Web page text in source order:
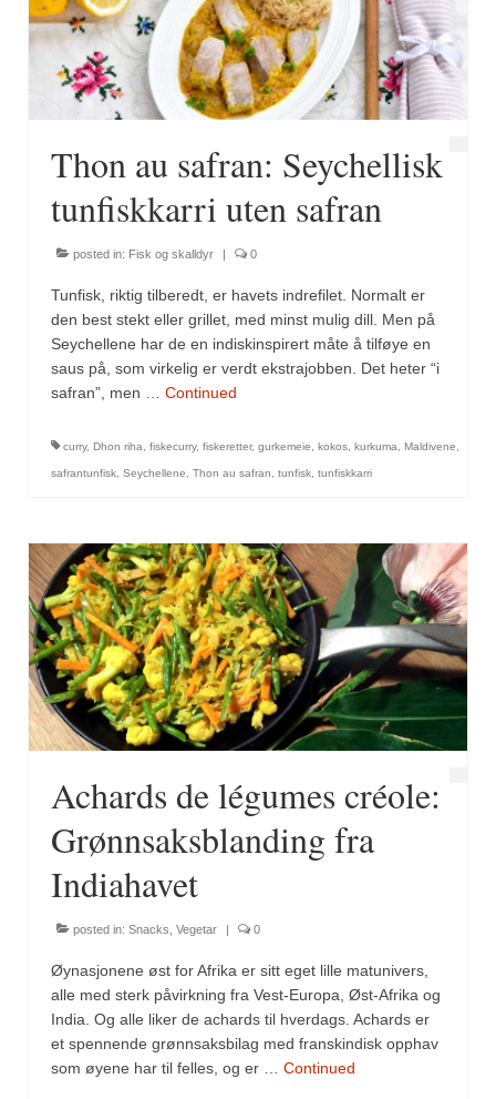
Fugl
Gryteretter
Snacks
Supper
Olivenolje, oppskrifter
Krydder, oppskrifter
Albóndigaskrydder
Bouquet garni
Cajunkrydder, mildt
Cajunkrydder, sterkt
Estragon
Guindillas
Herbes de Provence
Krøderens husmannsmiks
Mirepoix
Ñora
Thon au safran: Seychellisk
tunfiskkarri uten safran
posted in: Fisk og skalldyr | 0
Tunfisk, riktig tilberedt, er havets indrefilet. Normalt er
den best stekt eller grillet, med minst mulig dill. Men på
Seychellene har de en indiskinspirert måte å tilføye en
saus på, som virkelig er verdt ekstrajobben. Det heter “i
safran”, men … Continued
curry, Dhon riha fiskecurry, fiskeretter, gurkemeie kokos kurkuma Maldivene
safrantunfisk Seychellene Thon au safran tunfisk tunfiskkarri
Achards de légumes créole:
Grønnsaksblanding fra
Indiahavet
posted in: Snacks Vegetar | 0
Øynasjonene øst for Afrika er sitt eget lille matunivers,
alle med sterk påvirkning fra Vest-Europa, Øst-Afrika og
India. Og alle liker de achards til hverdags. Achards er
et spennende grønnsaksbilag med franskindisk opphav
som øyene har til felles, og er … Continued